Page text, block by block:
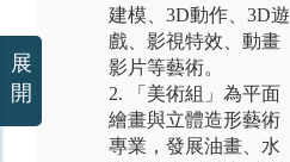
建模、3D動作、3D遊
戲、影視特效、動畫
影片等藝術。
2. 「美術組」為平面
繪畫與立體造形藝術
專業，發展油畫、水
展
開